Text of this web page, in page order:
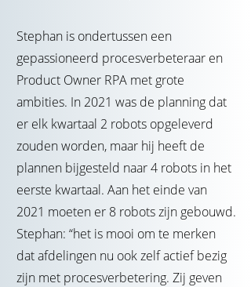
Stephan is ondertussen een
gepassioneerd procesverbeteraar en
Product Owner RPA met grote
ambities. In 2021 was de planning dat
er elk kwartaal 2 robots opgeleverd
zouden worden, maar hij heeft de
plannen bijgesteld naar 4 robots in het
eerste kwartaal. Aan het einde van
2021 moeten er 8 robots zijn gebouwd.
Stephan: “het is mooi om te merken
dat afdelingen nu ook zelf actief bezig
zijn met procesverbetering. Zij geven